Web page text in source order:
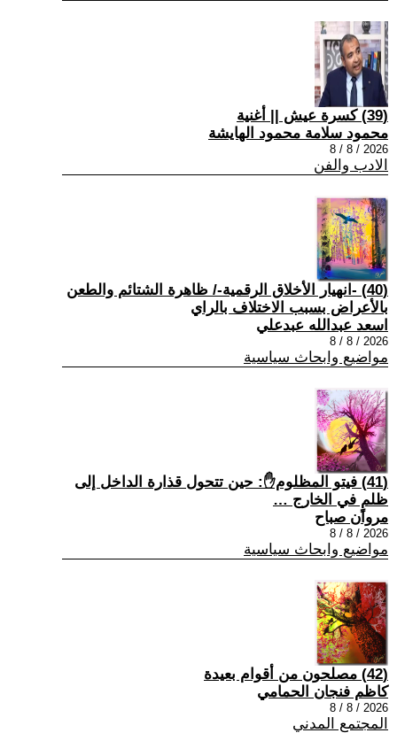
(39) كسرة عيش || أغنية
محمود سلامة محمود الهايشة
2026 / 8 / 8
الادب والفن
(40) -انهيار الأخلاق الرقمية-/ ظاهرة الشتائم والطعن
بالأعراض بسبب الاختلاف بالراي
اسعد عبدالله عبدعلي
2026 / 8 / 8
مواضيع وابحاث سياسية
(41) فيتو المظلوم✋: حين تتحول قذارة الداخل إلى
ظلمٍ في الخارج …
مروان صباح
2026 / 8 / 8
مواضيع وابحاث سياسية
(42) مصلحون من أقوام بعيدة
كاظم فنجان الحمامي
2026 / 8 / 8
المجتمع المدني